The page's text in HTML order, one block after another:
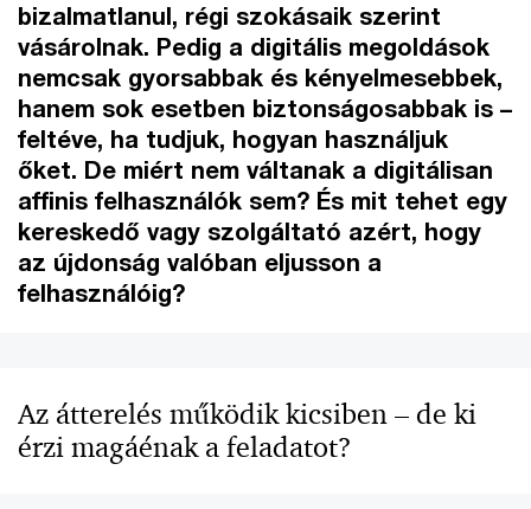
bizalmatlanul, régi szokásaik szerint
vásárolnak. Pedig a digitális megoldások
nemcsak gyorsabbak és kényelmesebbek,
hanem sok esetben biztonságosabbak is –
feltéve, ha tudjuk, hogyan használjuk
őket. De miért nem váltanak a digitálisan
affinis felhasználók sem? És mit tehet egy
kereskedő vagy szolgáltató azért, hogy
az újdonság valóban eljusson a
felhasználóig?
Az átterelés működik kicsiben – de ki
érzi magáénak a feladatot?